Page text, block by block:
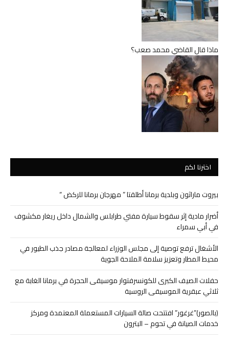
ماذا قال القاضي محمد صعب؟
اخترنا لكم
بيروت ماراثون وبلدية برمانا أطلقتا ” مهرجان برمانا للركض “
أضرار مادية إثر سقوط سيارة مفتي طرابلس والشمال داخل ريغار مكشوف
في أبي سمراء
الأشغال ترفع توصية إلى مجلس الوزراء لمعالجة مصادر جذب الطيور في
محيط المطار وتعزيز سلامة الملاحة الجوية
حفلات الصيف الكبرى للكونسرفتوار موسيقى الحجرة في برمانا الغابة مع
ثلاثي عبقرية الموسيقى الروسية
(بالصور)”غرغور” افتتحت صالة السيارات المستعملة المعتمدة ومركز
خدمات الصيانة في تحوم – البترون